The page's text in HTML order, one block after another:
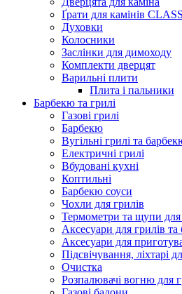
Ґрати для камінів
Духовки
Колосники
Заслінки для димоходу
Комплекти дверцят
Варильні плити
Плита і пальники
Барбекю та грилі
Газові грилі
Барбекю
Вугільні грилі та
Електричні грилі
Вбудовані кухні
Коптильні
Барбекю соуси
Чохли для грилів
Термометри та щупи для
Аксесуари для грилів
Аксесуари для
Підсвічування, ліхтарі
Очистка
Розпалювачі вогню для